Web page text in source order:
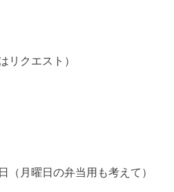
クエスト）
月曜日の弁当用も考えて）